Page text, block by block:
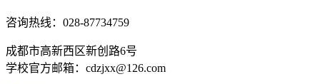
咨询热线：028-87734759
成都市高新西区新创路6号
学校官方邮箱：cdzjxx@126.com